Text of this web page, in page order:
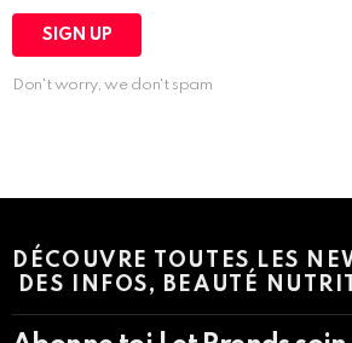
Don't worry, we don't spam
DÉCOUVRE TOUTES LES
DES INFOS, BEAUTÉ